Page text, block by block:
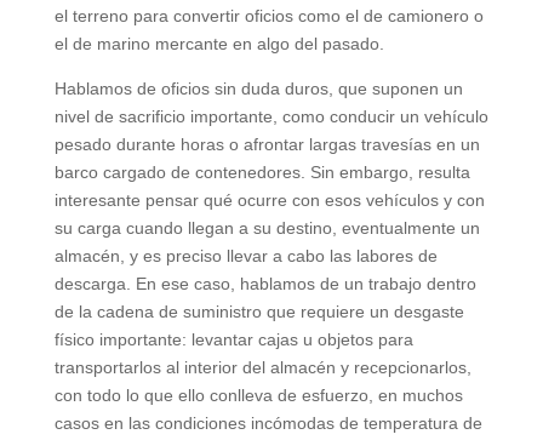
el terreno para convertir oficios como el de camionero o
el de marino mercante en algo del pasado.
Hablamos de oficios sin duda duros, que suponen un
nivel de sacrificio importante, como conducir un vehículo
pesado durante horas o afrontar largas travesías en un
barco cargado de contenedores. Sin embargo, resulta
interesante pensar qué ocurre con esos vehículos y con
su carga cuando llegan a su destino, eventualmente un
almacén, y es preciso llevar a cabo las labores de
descarga. En ese caso, hablamos de un trabajo dentro
de la cadena de suministro que requiere un desgaste
físico importante: levantar cajas u objetos para
transportarlos al interior del almacén y recepcionarlos,
con todo lo que ello conlleva de esfuerzo, en muchos
casos en las condiciones incómodas de temperatura de